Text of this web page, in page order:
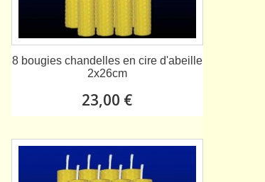
8 bougies chandelles en cire d'abeille
2x26cm
23,00 €